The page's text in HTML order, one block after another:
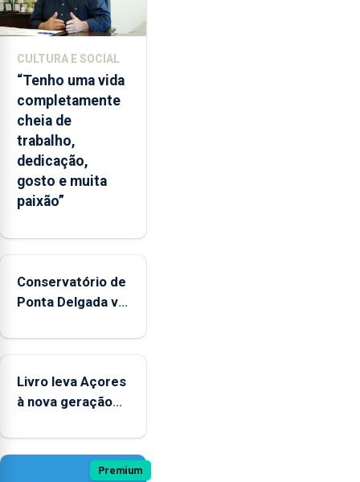
CULTURA E SOCIAL
“Tenho uma vida
completamente
cheia de
trabalho,
dedicação,
gosto e muita
paixão”
Conservatório de
Ponta Delgada vai
novos
Livro leva Açores
à nova geração
Premium